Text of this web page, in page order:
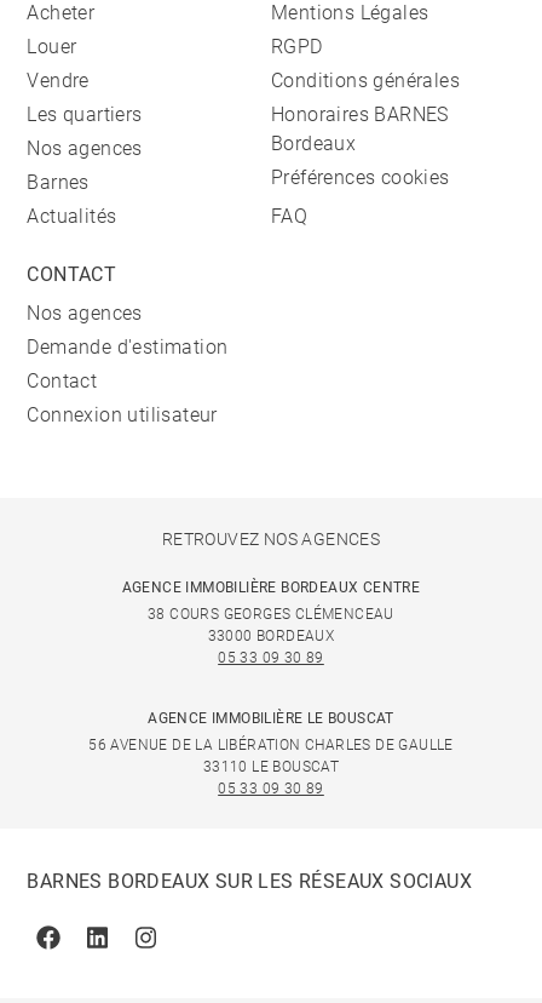
Acheter
Louer
Vendre
Les quartiers
Nos agences
Barnes
Actualités
Mentions Légales
RGPD
Conditions générales
Honoraires BARNES
Bordeaux
Préférences cookies
FAQ
CONTACT
Nos agences
Demande d'estimation
Contact
Connexion utilisateur
RETROUVEZ NOS AGENCES
AGENCE IMMOBILIÈRE BORDEAUX CENTRE
38 COURS GEORGES CLÉMENCEAU
33000 BORDEAUX
05 33 09 30 89
AGENCE IMMOBILIÈRE LE BOUSCAT
56 AVENUE DE LA LIBÉRATION CHARLES DE GAULLE
33110 LE BOUSCAT
05 33 09 30 89
BARNES BORDEAUX SUR LES RÉSEAUX SOCIAUX
FacebookLinkedinInstagram